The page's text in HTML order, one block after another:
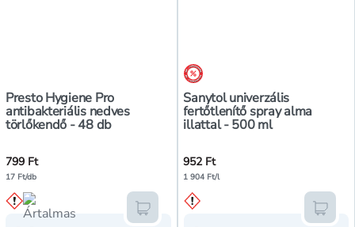
Presto Hygiene Pro
antibakteriális nedves
törlőkendő - 48 db
799 Ft
17 Ft/db
Kosárba teszem
árréscsökkentés
Sanytol univerzális
fertőtlenítő spray alma
illattal - 500 ml
952 Ft
1 904 Ft/l